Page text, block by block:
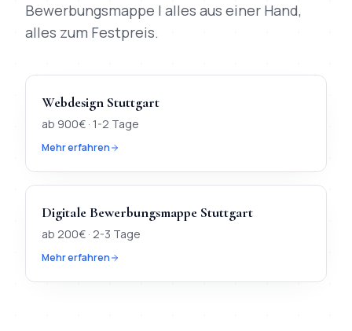
Bewerbungsmappe | alles aus einer Hand,
alles zum Festpreis.
Webdesign Stuttgart
ab 900€ · 1-2 Tage
Mehr erfahren
Digitale Bewerbungsmappe Stuttgart
ab 200€ · 2-3 Tage
Mehr erfahren